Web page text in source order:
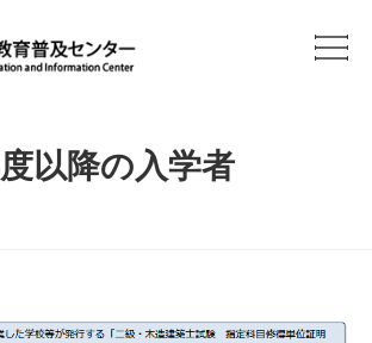
以降の入学者